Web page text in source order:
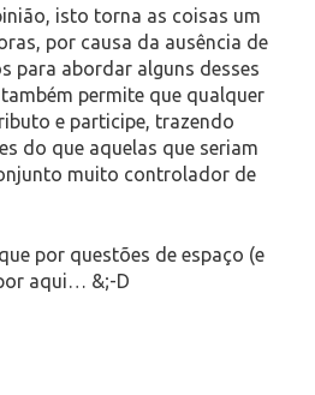
isto torna as coisas um
por causa da ausência de
para abordar alguns desses
permite que qualquer
e participe, trazendo
do que aquelas que seriam
muito controlador de
por questões de espaço (e
aqui… &;-D